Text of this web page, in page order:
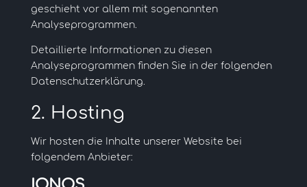
geschieht vor allem mit sogenannten
Analyseprogrammen.
Detaillierte Informationen zu diesen
Analyseprogrammen finden Sie in der folgenden
Datenschutzerklärung.
2. Hosting
Wir hosten die Inhalte unserer Website bei
folgendem Anbieter: